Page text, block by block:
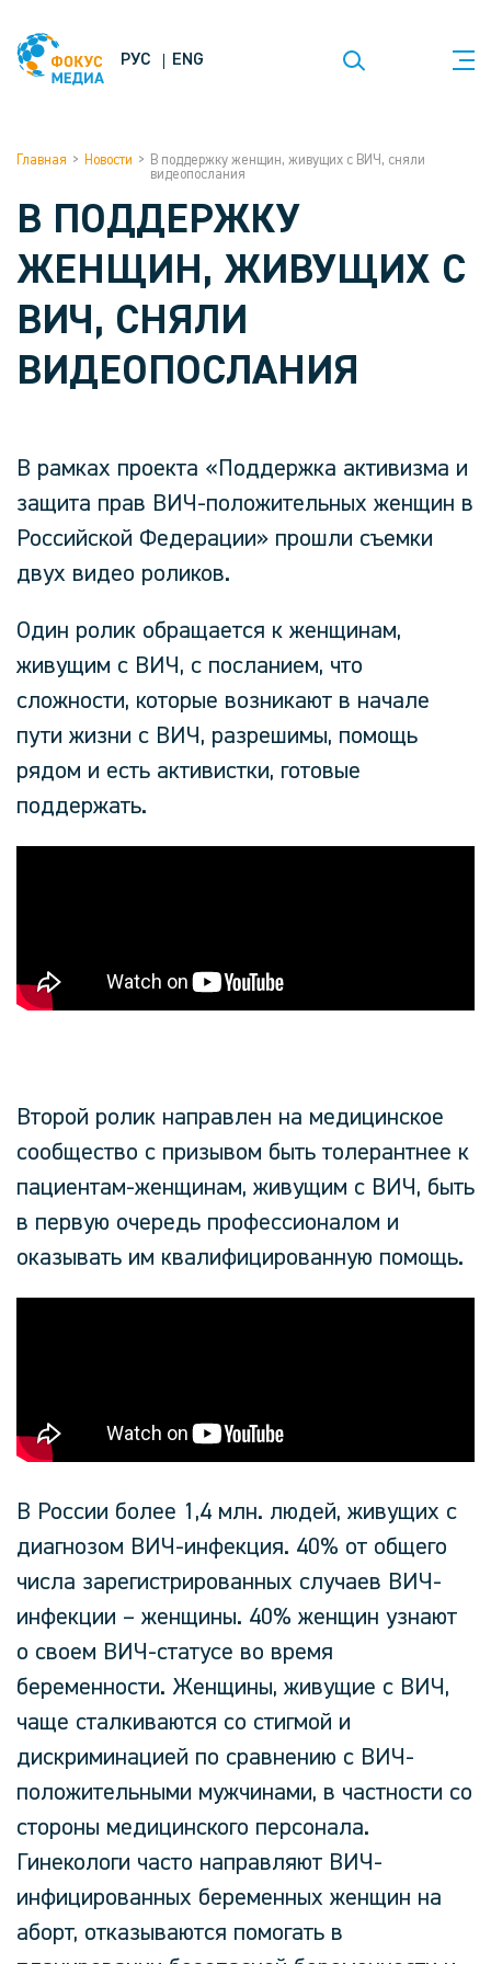
РУС ENG
Главная > Новости >
В поддержку женщин, живущих с ВИЧ, сняли
видеопослания
В ПОДДЕРЖКУ
ЖЕНЩИН, ЖИВУЩИХ С
ВИЧ, СНЯЛИ
ВИДЕОПОСЛАНИЯ
В рамках проекта «Поддержка активизма и
защита прав ВИЧ-положительных женщин в
Российской Федерации» прошли съемки
двух видео роликов.
Один ролик обращается к женщинам,
живущим с ВИЧ, с посланием, что
сложности, которые возникают в начале
пути жизни с ВИЧ, разрешимы, помощь
рядом и есть активистки, готовые
поддержать.
Второй ролик направлен на медицинское
сообщество с призывом быть толерантнее к
пациентам-женщинам, живущим с ВИЧ, быть
в первую очередь профессионалом и
оказывать им квалифицированную помощь.
В России более 1,4 млн. людей, живущих с
диагнозом ВИЧ-инфекция. 40% от общего
числа зарегистрированных случаев ВИЧ-
инфекции – женщины. 40% женщин узнают
о своем ВИЧ-статусе во время
беременности. Женщины, живущие с ВИЧ,
чаще сталкиваются со стигмой и
дискриминацией по сравнению с ВИЧ-
положительными мужчинами, в частности со
стороны медицинского персонала.
Гинекологи часто направляют ВИЧ-
инфицированных беременных женщин на
аборт, отказываются помогать в